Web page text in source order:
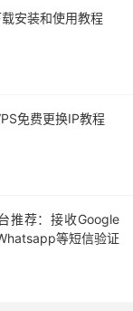
安装和使用教程
免费更换IP教程
推荐：接收Google
等短信验证